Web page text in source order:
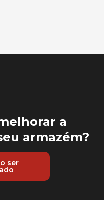
a
armazém?
ser